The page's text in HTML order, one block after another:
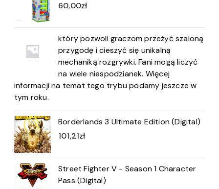
60,00zł
który pozwoli graczom przeżyć szaloną
przygodę i cieszyć się unikalną
mechaniką rozgrywki. Fani mogą liczyć
na wiele niespodzianek. Więcej
informacji na temat tego trybu podamy jeszcze w
tym roku.
Borderlands 3 Ultimate Edition (Digital)
101,21zł
Street Fighter V - Season 1 Character
Pass (Digital)